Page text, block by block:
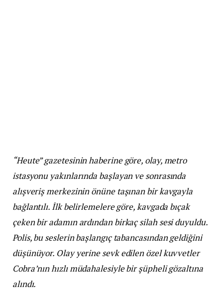
“Heute” gazetesinin haberine göre, olay, metro
istasyonu yakınlarında başlayan ve sonrasında
alışveriş merkezinin önüne taşınan bir kavgayla
bağlantılı. İlk belirlemelere göre, kavgada bıçak
çeken bir adamın ardından birkaç silah sesi duyuldu.
Polis, bu seslerin başlangıç tabancasından geldiğini
düşünüyor. Olay yerine sevk edilen özel kuvvetler
Cobra’nın hızlı müdahalesiyle bir şüpheli gözaltına
alındı.